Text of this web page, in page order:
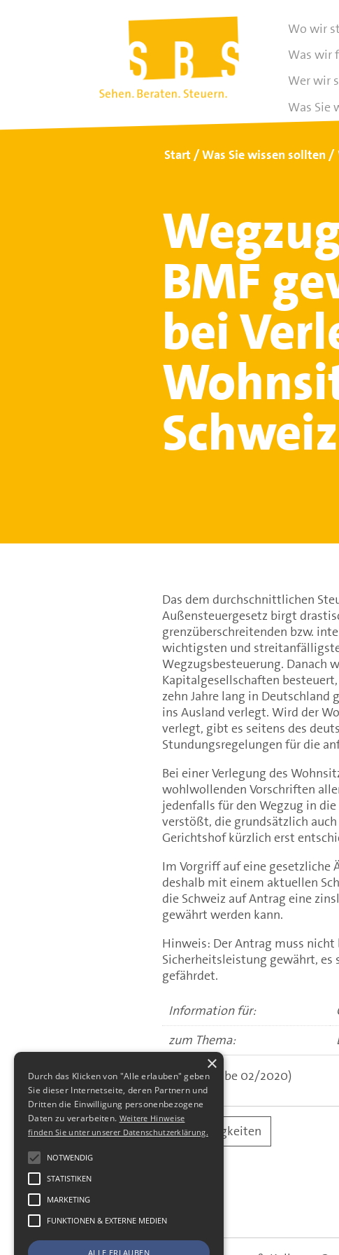
Wo wir
Was wir
Wer wir
Was Sie
Start Was Sie wissen sollten
BMF
bei
Schweiz
Das dem durchschnittlichen
Außensteuergesetz birgt
grenzüberschreitenden bzw.
wichtigsten und
Wegzugsbesteuerung. Danach
Kapitalgesellschaften
zehn Jahre lang in
ins Ausland verlegt. Wird der
verlegt, gibt es seitens des
Stundungsregelungen für die
Bei einer Verlegung des
wohlwollenden Vorschriften
jedenfalls für den Wegzug in
verstößt, die grundsätzlich
Gerichtshof kürzlich erst
Im Vorgriff auf eine gesetzliche
deshalb mit einem aktuellen
die Schweiz auf Antrag eine
gewährt werden kann.
Hinweis: Der Antrag muss
Sicherheitsleistung gewährt, es
gefährdet.
Information für:
zum Thema:
(aus: Ausgabe 02/2020)
alle Neuigkeiten
×
Durch das Klicken von "Alle erlauben" geben
Sie dieser Internetseite, deren Partnern und
Dritten die Einwilligung personenbezogene
Daten zu verarbeiten. Weitere Hinweise
finden Sie unter unserer Datenschutzerklärung.
NOTWENDIG
STATISTIKEN
MARKETING
FUNKTIONEN & EXTERNE MEDIEN
ALLE ERLAUBEN